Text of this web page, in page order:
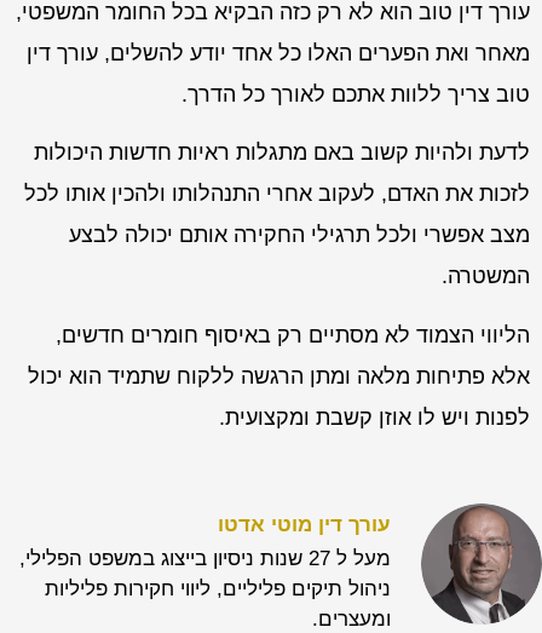
עורך דין טוב הוא לא רק כזה הבקיא בכל החומר המשפטי,
מאחר ואת הפערים האלו כל אחד יודע להשלים, עורך דין
טוב צריך ללוות אתכם לאורך כל הדרך.
לדעת ולהיות קשוב באם מתגלות ראיות חדשות היכולות
לזכות את האדם, לעקוב אחרי התנהלותו ולהכין אותו לכל
מצב אפשרי ולכל תרגילי החקירה אותם יכולה לבצע
המשטרה.
הליווי הצמוד לא מסתיים רק באיסוף חומרים חדשים,
אלא פתיחות מלאה ומתן הרגשה ללקוח שתמיד הוא יכול
לפנות ויש לו אוזן קשבת ומקצועית.
עורך דין מוטי אדטו
מעל ל 27 שנות ניסיון בייצוג במשפט הפלילי,
ניהול תיקים פליליים, ליווי חקירות פליליות
ומעצרים.